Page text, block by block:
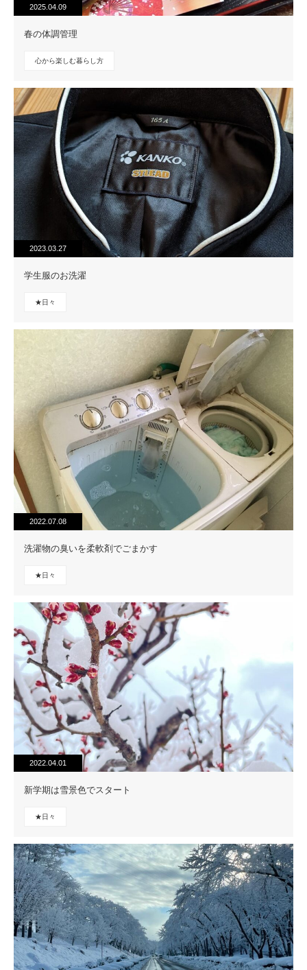
2025.04.09
春の体調管理
心から楽しむ暮らし方
2023.03.27
学生服のお洗濯
★日々
2022.07.08
洗濯物の臭いを柔軟剤でごまかす
★日々
2022.04.01
新学期は雪景色でスタート
★日々